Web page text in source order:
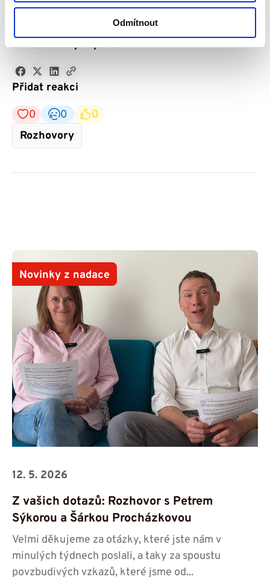
Odmítnout
Sdílet tento příspěvek
Přidat reakci
0
0
0
Rozhovory
Novinky z nadace
12. 5. 2026
Z vašich dotazů: Rozhovor s Petrem
Sýkorou a Šárkou Procházkovou
Velmi děkujeme za otázky, které jste nám v
minulých týdnech poslali, a taky za spoustu
povzbudivých vzkazů, které jsme od...